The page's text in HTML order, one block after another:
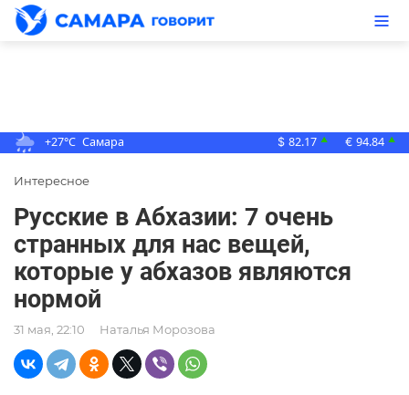
+27°C Самара $ 82.17 ▲ € 94.84 ▲
Интересное
Русские в Абхазии: 7 очень
странных для нас вещей,
которые у абхазов являются
нормой
31 мая, 22:10 Наталья Морозова